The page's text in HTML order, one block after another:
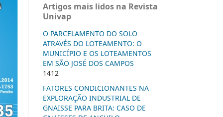
Artigos mais lidos na Revista
Univap
O PARCELAMENTO DO SOLO
ATRAVÉS DO LOTEAMENTO: O
MUNICÍPIO E OS LOTEAMENTOS
EM SÃO JOSÉ DOS CAMPOS
1412
FATORES CONDICIONANTES NA
EXPLORAÇÃO INDUSTRIAL DE
GNAISSE PARA BRITA: CASO DE